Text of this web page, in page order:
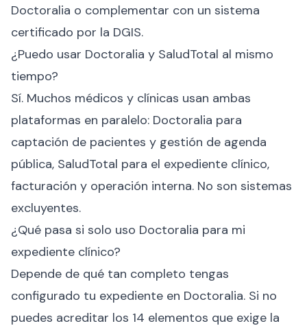
Doctoralia o complementar con un sistema
certificado por la DGIS.
¿Puedo usar Doctoralia y SaludTotal al mismo
tiempo?
Sí. Muchos médicos y clínicas usan ambas
plataformas en paralelo: Doctoralia para
captación de pacientes y gestión de agenda
pública, SaludTotal para el expediente clínico,
facturación y operación interna. No son sistemas
excluyentes.
¿Qué pasa si solo uso Doctoralia para mi
expediente clínico?
Depende de qué tan completo tengas
configurado tu expediente en Doctoralia. Si no
puedes acreditar los 14 elementos que exige la